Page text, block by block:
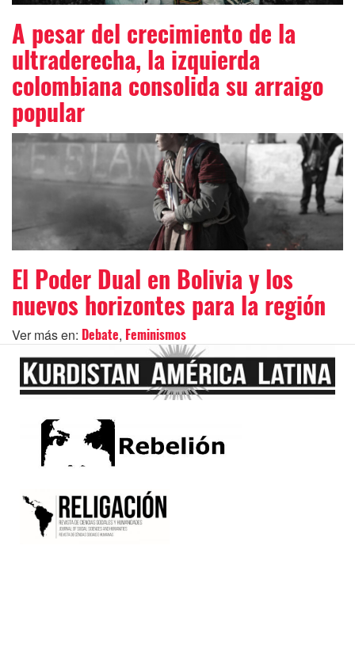
A pesar del crecimiento de la
ultraderecha, la izquierda
colombiana consolida su arraigo
popular
El Poder Dual en Bolivia y los
nuevos horizontes para la región
Ver más en: Debate, Feminismos